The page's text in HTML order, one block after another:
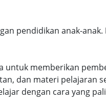
pendidikan anak-
untuk memberikan
dan materi pelajaran
dengan cara yang